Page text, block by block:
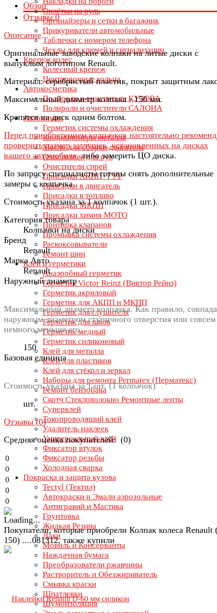
Оплётки на руль
Органайзеры и сетки в багажник
Прикуриватели автомобильные
Таблички с номером телефона
Чехлы для ключей и сигнализации
Крепеж колес
Колесный крепеж
Центровочные кольца
Автокосметика
Полироли и очистители КУЗОВА
Полироли и очистители САЛОНА
Автохимия
Герметик системы охлаждения
Кондиционеры металла
Масло для сборки двигателя
Очистители для рук
Очистители спрей
Присадки АКПП+ГУР
Присадки в двигатель
Присадки в топливо
Присадки МКПП
Присадки химия МОТО
Притирка клапанов
Промывка системы охлаждения
Раскоксовыватели
Ремонт шин
Клеи и герметики
Анаэробный герметик
Герметик Victor Reinz (Виктор Рейнз)
Герметик акриловый
Герметик для АКПП и МКПП
Герметик для глушителя
Герметик для швов
Герметик медный
Герметик силиконовый
Клей для металла
Клей для пластиков
Клей для стёкол и зеркал
Наборы для ремонта Permatex (Перматекс)
Ремонт бензобака
Скотч Стекловолокно Ремонтные ленты
Суперклей
Токопроводящий клей
Удалитель наклеек
Универсальный клей
Фиксатор втулок
Фиксатор резьбы
Холодная сварка
Покраска и защита кузова
Tectyl (Тектил)
Автокраски и Эмали аэрозольные
Антигравий и Мастика
Грунтовка
Жидкая Резина
Лаки
Мовиль и Консерванты
Наждачная бумага
Преобразователи ржавчины
Растворитель и Обезжириватель
Смывка краски
Шпатлевки
Шумоизоляция
Обзор
Отзывы0
Описание
Оригинальные заводские колпаки на литые диски с
выпуклым логотипом Renault.
Материал: серебристый пластик, покрыт защитным
Максимальный диаметр колпака - 150 мм.
Крепятся на диск одним болтом.
Перед приобретением колпачков настоятельно
проверить размер заглушек, установленных на дисках
вашего автомобиля,либо замерить ЦО диска.
По запросу специалисты готовы снять дополнительные
замеры с колпачка.
Стоимость указана за 1 колпачок (1 шт.).
Категория товара
Колпачки на диски
Бренд
Renault
Марка Авто
Renault
Наружный диаметр
Максимальный диаметр колпачка. Как правило,
наружным диаметром ступичного отверстия или совсем
немного меньше его.
150
Базовая единица
Стоимость указана за 1 шт. (1 колпачок)
шт.
Отзывы (0)
Средняя оценка покупателей: (0)
0
0
0
0
0
Покупатели, которые приобрели Колпак колеса Renault
150) ....081312, также купили